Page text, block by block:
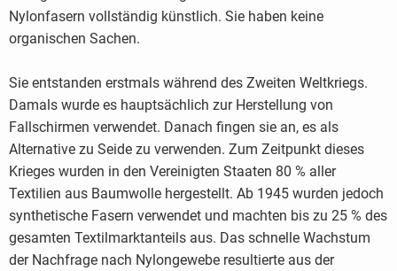
Nylonfasern vollständig künstlich. Sie haben keine
organischen Sachen.
Sie entstanden erstmals während des Zweiten Weltkriegs.
Damals wurde es hauptsächlich zur Herstellung von
Fallschirmen verwendet. Danach fingen sie an, es als
Alternative zu Seide zu verwenden. Zum Zeitpunkt dieses
Krieges wurden in den Vereinigten Staaten 80 % aller
Textilien aus Baumwolle hergestellt. Ab 1945 wurden jedoch
synthetische Fasern verwendet und machten bis zu 25 % des
gesamten Textilmarktanteils aus. Das schnelle Wachstum
der Nachfrage nach Nylongewebe resultierte aus der